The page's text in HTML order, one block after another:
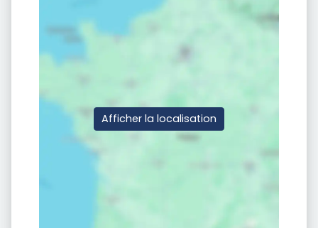
Afficher la localisation